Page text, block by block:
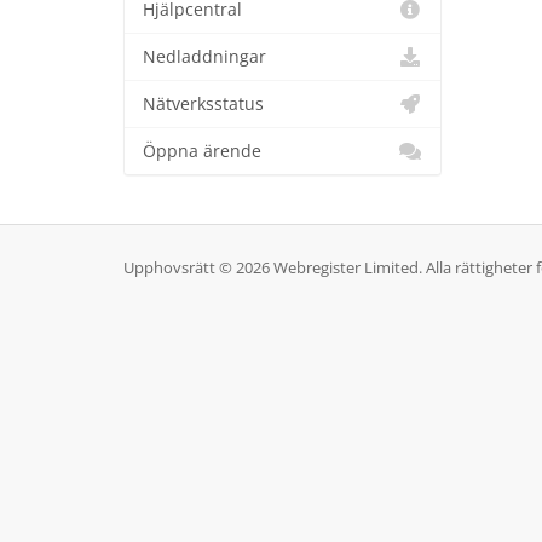
Hjälpcentral
Nedladdningar
Nätverksstatus
Öppna ärende
Upphovsrätt © 2026 Webregister Limited. Alla rättigheter